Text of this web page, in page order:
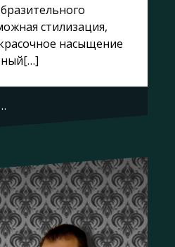
стилизация,
насыщение